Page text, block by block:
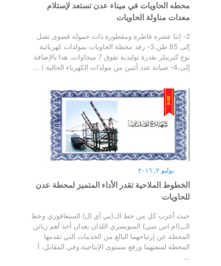
محطه الحاويات في ميناء عدن تستعد لإستلام
معدات مناولة الحاويات
2- إثنا عشرة قاطرة ومقطورة ذات حمولة قصوى تصل
إلى 85 طن.3- رفد محطة الحاويات بمولدات كهربائية
نوع كتربيلر بقدرة توليدية تفوق 7 ميجاوات، هذا بالإضافة
إلى،4- صيانة عدد أثنين من مولدات الكهرباء الحالية ( ...
يوليو ٢, ٢٠١٦
الخطوط الملاحية تقدر الأداء المتميز لمحطة عدن
للحاويات
حيث أعرب كل من خط الــ(بي أي ال) السنغافوري وخط
الـــ(ام اس سي) السويسري اللذان يعدان أحد أهم زبائن
المحطة عن إرتياحهما البالغ من الخدمات التي تقدمها
المحطة لسفنهما ورفع مستوى الإنتاجية.وفي المقابل، أ
...